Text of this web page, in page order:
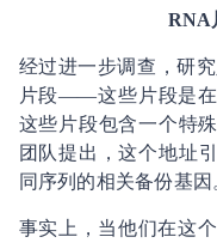
RNA
经过进一步调查，研
片段——这些片段是在
这些片段包含一个特
团队提出，这个地址
同序列的相关备份基因
事实上，当他们在这